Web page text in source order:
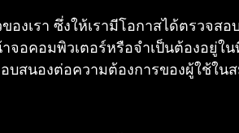
งเรา ซึ่งให้เรามีโอกาสได้ตรวจสอ
อคอมพิวเตอร์หรือจำเป็นต้องอยู่ใน
บสนองต่อความต้องการของผู้ใช้ใน